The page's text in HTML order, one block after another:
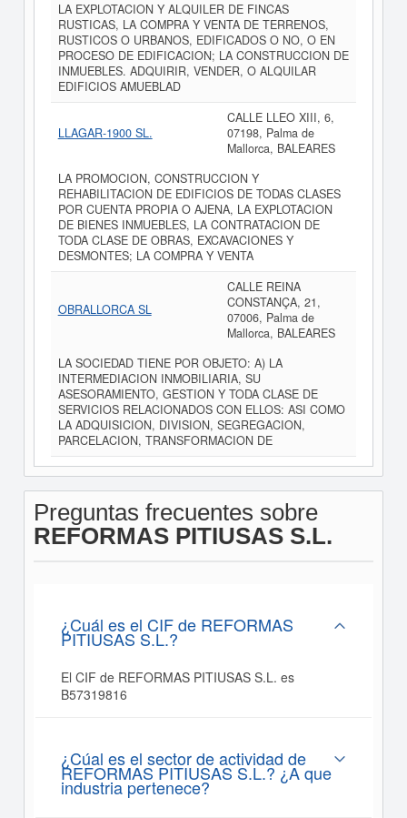
LA EXPLOTACION Y ALQUILER DE FINCAS
RUSTICAS, LA COMPRA Y VENTA DE TERRENOS,
RUSTICOS O URBANOS, EDIFICADOS O NO, O EN
PROCESO DE EDIFICACION; LA CONSTRUCCION DE
INMUEBLES. ADQUIRIR, VENDER, O ALQUILAR
EDIFICIOS AMUEBLAD
LLAGAR-1900 SL.
CALLE LLEO XIII, 6,
07198, Palma de
Mallorca, BALEARES
LA PROMOCION, CONSTRUCCION Y
REHABILITACION DE EDIFICIOS DE TODAS CLASES
POR CUENTA PROPIA O AJENA, LA EXPLOTACION
DE BIENES INMUEBLES, LA CONTRATACION DE
TODA CLASE DE OBRAS, EXCAVACIONES Y
DESMONTES; LA COMPRA Y VENTA
OBRALLORCA SL
CALLE REINA
CONSTANÇA, 21,
07006, Palma de
Mallorca, BALEARES
LA SOCIEDAD TIENE POR OBJETO: A) LA
INTERMEDIACION INMOBILIARIA, SU
ASESORAMIENTO, GESTION Y TODA CLASE DE
SERVICIOS RELACIONADOS CON ELLOS: ASI COMO
LA ADQUISICION, DIVISION, SEGREGACION,
PARCELACION, TRANSFORMACION DE
Preguntas frecuentes sobre
REFORMAS PITIUSAS S.L.
¿Cuál es el CIF de REFORMAS
PITIUSAS S.L.?
El CIF de REFORMAS PITIUSAS S.L. es
B57319816
¿Cúal es el sector de actividad de
REFORMAS PITIUSAS S.L.? ¿A que
industria pertenece?